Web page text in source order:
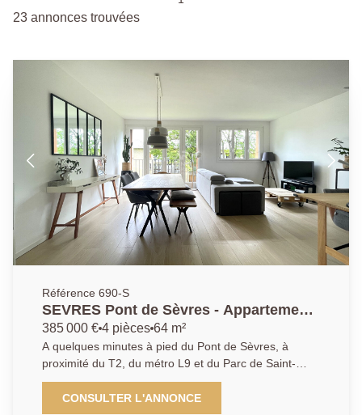
23 annonces trouvées
Référence 690-S
SEVRES Pont de Sèvres - Appartement
4 pièces
385 000 € 4 pièces 64 m²
A quelques minutes à pied du Pont de Sèvres, à
proximité du T2, du métro L9 et du Parc de Saint-
Cloud. Au sein d'une résidence calme et familiale, cet
appartement 4 pièces traversant comprend un pièce
CONSULTER L'ANNONCE